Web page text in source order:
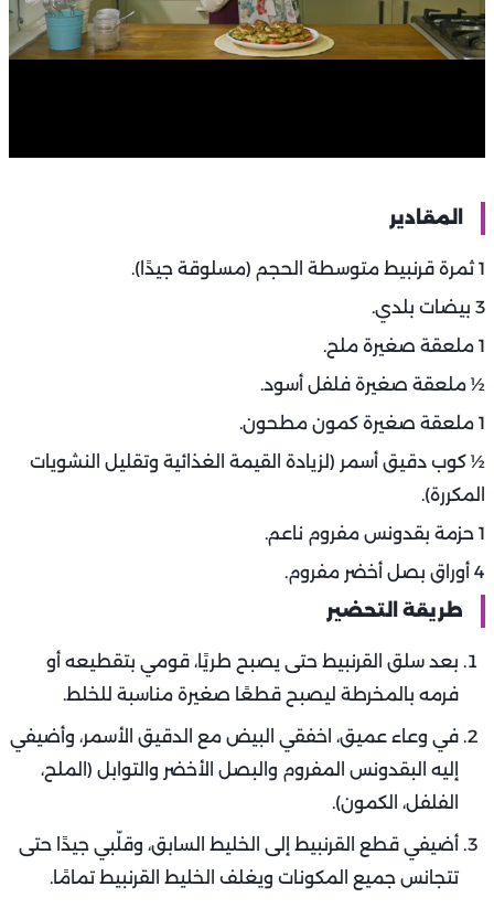
المقادير
1 ثمرة قرنبيط متوسطة الحجم (مسلوقة جيدًا).
3 بيضات بلدي.
1 ملعقة صغيرة ملح.
½ ملعقة صغيرة فلفل أسود.
1 ملعقة صغيرة كمون مطحون.
½ كوب دقيق أسمر (لزيادة القيمة الغذائية وتقليل النشويات
المكررة).
1 حزمة بقدونس مفروم ناعم.
4 أوراق بصل أخضر مفروم.
طريقة التحضير
بعد سلق القرنبيط حتى يصبح طريًا، قومي بتقطيعه أو
فرمه بالمخرطة ليصبح قطعًا صغيرة مناسبة للخلط.
في وعاء عميق، اخفقي البيض مع الدقيق الأسمر، وأضيفي
إليه البقدونس المفروم والبصل الأخضر والتوابل (الملح،
الفلفل، الكمون).
أضيفي قطع القرنبيط إلى الخليط السابق، وقلّبي جيدًا حتى
تتجانس جميع المكونات ويغلف الخليط القرنبيط تمامًا.